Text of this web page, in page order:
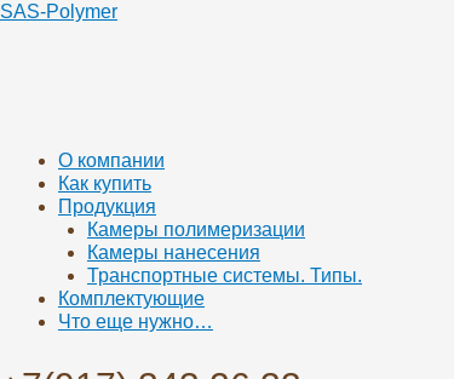
SAS-Polymer
Меню
О компании
Как купить
Продукция
Камеры полимеризации
Камеры нанесения
Транспортные системы. Типы.
Комплектующие
Что еще нужно…